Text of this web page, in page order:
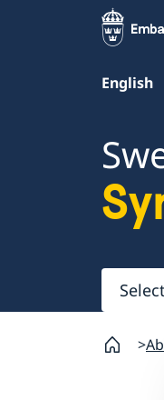
English
Select
here